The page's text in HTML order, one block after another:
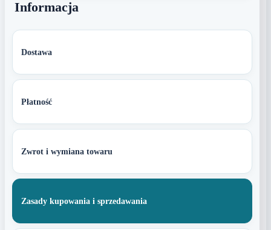
Informacja
Dostawa
Płatność
Zwrot i wymiana towaru
Zasady kupowania i sprzedawania